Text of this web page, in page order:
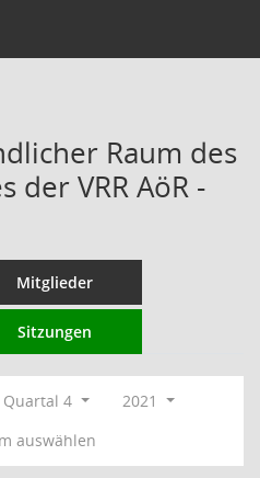
Raum des
der VRR AöR -
Mitglieder
Sitzungen
Quartal 4
2021
auswählen